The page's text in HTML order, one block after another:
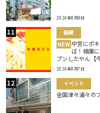
2026年8月8日
話題
NEW 中宮にポ
ば！楠葉
プンしたやん【
2026年8月7日
イベント
全国津々浦々の